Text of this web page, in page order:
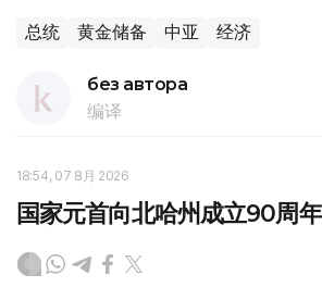
总统 黄金储备 中亚 经济
без автора
编译
18:54, 07 8月 2026
国家元首向北哈州成立90周